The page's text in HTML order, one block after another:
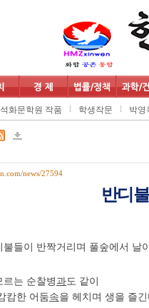
화문학원 작품 l 학생작문 l 박영
news/27594
반디불
들이 반짝거리며 풀숲에서 날
르는 순찰병과도 같이
캄한 어둠속을 헤치며 생을 즐긴